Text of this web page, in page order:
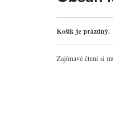
Košík je prázdný.
Zajímavé čtení si